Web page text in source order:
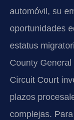
automóvil, su
oportunidades
estatus
County
Circuit Court
plazos
complejas.